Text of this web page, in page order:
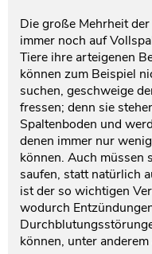
Die große Mehrheit
immer noch auf
Tiere ihre arteigenen
können zum Beispiel
suchen, geschweige
fressen; denn sie
Spaltenboden und
denen immer nur
können. Auch müssen
saufen, statt natürlich
ist der so wichtigen
wodurch
können, unter